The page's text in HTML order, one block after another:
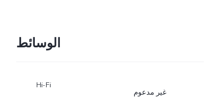
الوسائط
Hi-Fi
غير مدعوم